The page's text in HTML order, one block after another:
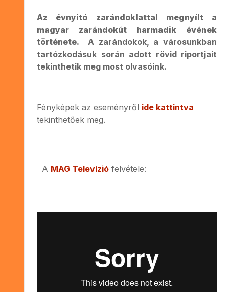
Az évnyitó zarándoklattal megnyílt a
magyar zarándokút harmadik évének
története. A zarándokok, a városunkban
tartózkodásuk során adott rövid riportjait
tekinthetik meg most olvasóink.
Fényképek az eseményről ide kattintva
tekinthetőek meg.
A MAG Televízió felvétele: